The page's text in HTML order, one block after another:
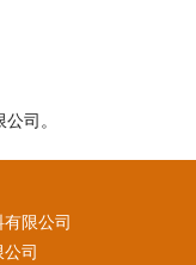
司。
限公司
司